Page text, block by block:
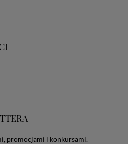
że będą one
nie wyraża zgody na
promocjami i konkursami.